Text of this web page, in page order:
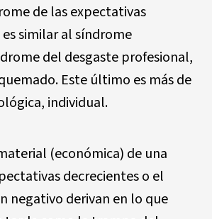
de las expectativas
similar al síndrome
del desgaste profesional,
Este último es más de
individual.
(económica) de una
decrecientes o el
negativo derivan en lo que